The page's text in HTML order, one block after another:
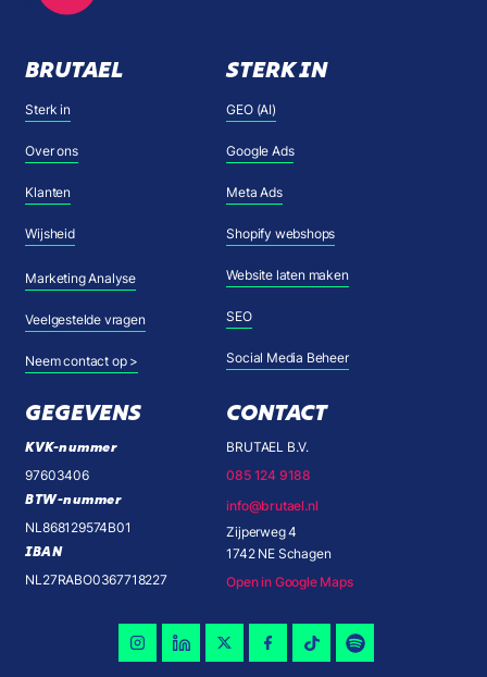
BRUTAEL
Sterk in
Over ons
Klanten
Wijsheid
Marketing Analyse
Veelgestelde vragen
Neem contact op >
STERK IN
GEO (AI)
Google Ads
Meta Ads
Shopify webshops
Website laten maken
SEO
Social Media Beheer
GEGEVENS
KVK-nummer
97603406
BTW-nummer
NL868129574B01
IBAN
NL27RABO0367718227
CONTACT
BRUTAEL B.V.
085 124 9188
info@brutael.nl
Zijperweg 4
1742 NE Schagen
Open in Google Maps